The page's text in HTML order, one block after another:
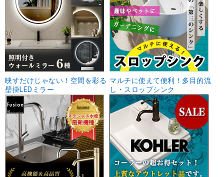
映すだけじゃない！空間を彩る
壁掛LEDミラー
マルチに使えて便利！多目的流
し・スロップシンク